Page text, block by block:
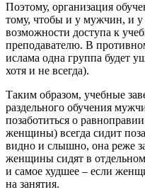
Поэтому, организация
тому, чтобы и у мужчин, и
возможности доступа к
преподавателю. В
ислама одна группа будет
хотя и не всегда).
Таким образом, учебные
раздельного обучения
позаботиться о
женщины) всегда сидит
видно и слышно, она реже
женщины сидят в
и самое худшее – если
на занятия.